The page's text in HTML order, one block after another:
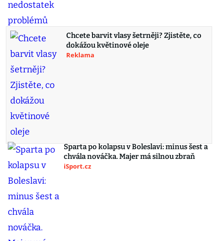
Chcete barvit vlasy šetrněji? Zjistěte, co
dokážou květinové oleje
Reklama
Sparta po kolapsu v Boleslavi: minus šest a
chvála nováčka. Majer má silnou zbraň
iSport.cz